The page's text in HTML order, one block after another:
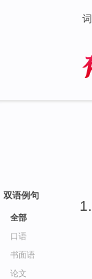
双语例句
全部
口语
书面语
论文